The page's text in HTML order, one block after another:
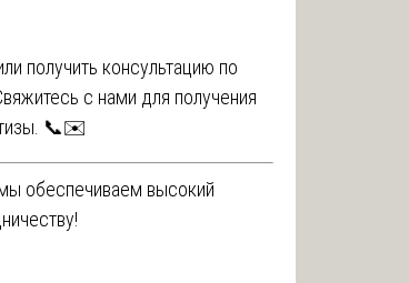
получить консультацию по
с нами для получения
📞✉️
обеспечиваем высокий